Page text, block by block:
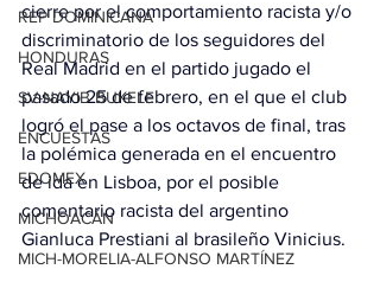
REP DOMINICANA
HONDURAS
SV-NAYIB BUKELE
ENCUESTAS
EDOMEX
MICHOACÁN
MICH-MORELIA-ALFONSO MARTÍNEZ
cierre por el comportamiento racista y/o
discriminatorio de los seguidores del
Real Madrid en el partido jugado el
pasado 25 de febrero, en el que el club
logró el pase a los octavos de final, tras
la polémica generada en el encuentro
de ida en Lisboa, por el posible
comentario racista del argentino
Gianluca Prestiani al brasileño Vinicius.